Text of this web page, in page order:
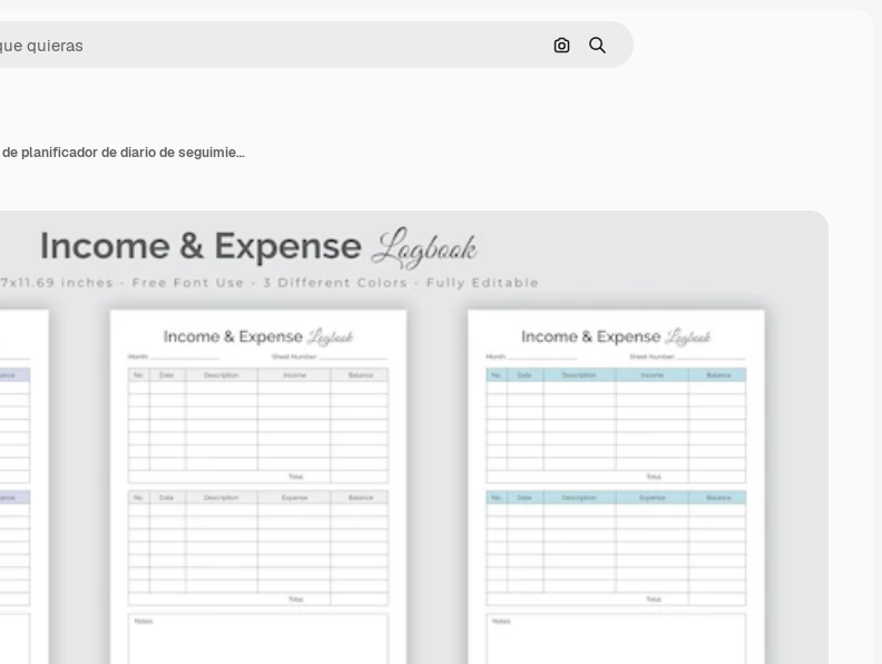
Buscar por imagen
Buscar
Plantilla de diseño de interiores de diario de planificador de diario de seguimiento de ingresos y gastos